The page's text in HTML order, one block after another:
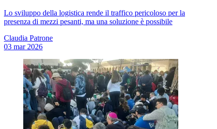
Lo sviluppo della logistica rende il traffico pericoloso per la
presenza di mezzi pesanti, ma una soluzione è possibile
Claudia Patrone
03 mar 2026